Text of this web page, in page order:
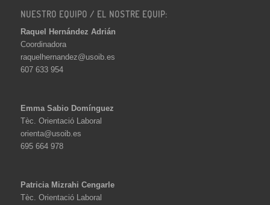
NUESTRO EQUIPO / EL NOSTRE EQUIP:
Raquel Hernández Adrián
Coordinadora
raquelhernandez@usoib.es
607 633 954
Emma Sabio Domínguez
Tèc. Orientació Laboral
orienta@usoib.es
695 664 978
Patricia Mizrahi Cengarle
Tèc. Orientació Laboral